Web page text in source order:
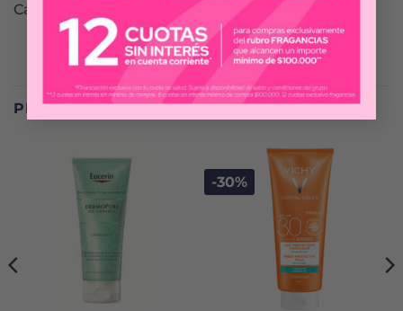
Caja plegable de papel certificado FSC
PRODUCTOS RELACIONADOS
-30%